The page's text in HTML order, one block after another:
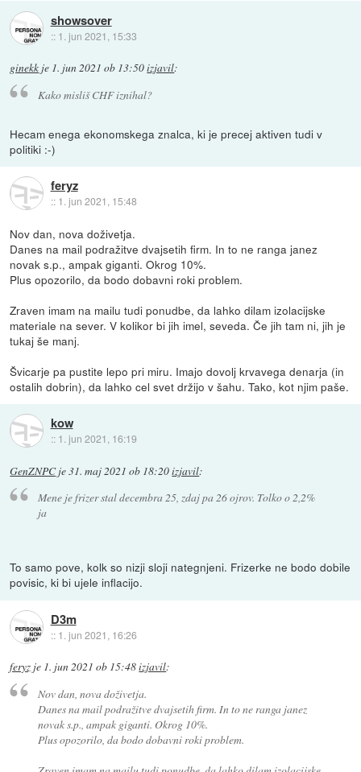
showsover
:: 1. jun 2021, 15:33
ginekk je 1. jun 2021 ob 13:50izjavil:
Kako misliš CHF iznihal?
Hecam enega ekonomskega znalca, ki je precej aktiven tudi v
politiki :-)
feryz
:: 1. jun 2021, 15:48
Nov dan, nova doživetja.
Danes na mail podražitve dvajsetih firm. In to ne ranga janez
novak s.p., ampak giganti. Okrog 10%.
Plus opozorilo, da bodo dobavni roki problem.
Zraven imam na mailu tudi ponudbe, da lahko dilam izolacijske
materiale na sever. V kolikor bi jih imel, seveda. Če jih tam ni, jih je
tukaj še manj.
Švicarje pa pustite lepo pri miru. Imajo dovolj krvavega denarja (in
ostalih dobrin), da lahko cel svet držijo v šahu. Tako, kot njim paše.
kow
:: 1. jun 2021, 16:19
GenZNPCje31. maj 2021 ob 18:20izjavil:
Mene je frizer stal decembra 25, zdaj pa 26 ojrov. Tolko o 2,2%
ja
To samo pove, kolk so nizji sloji nategnjeni. Frizerke ne bodo dobile
povisic, ki bi ujele inflacijo.
D3m
:: 1. jun 2021, 16:26
feryz je 1. jun 2021 ob 15:48izjavil:
Nov dan, nova doživetja.
Danes na mail podražitve dvajsetih firm. In to ne ranga janez
novak s.p., ampak giganti. Okrog 10%.
Plus opozorilo, da bodo dobavni roki problem.